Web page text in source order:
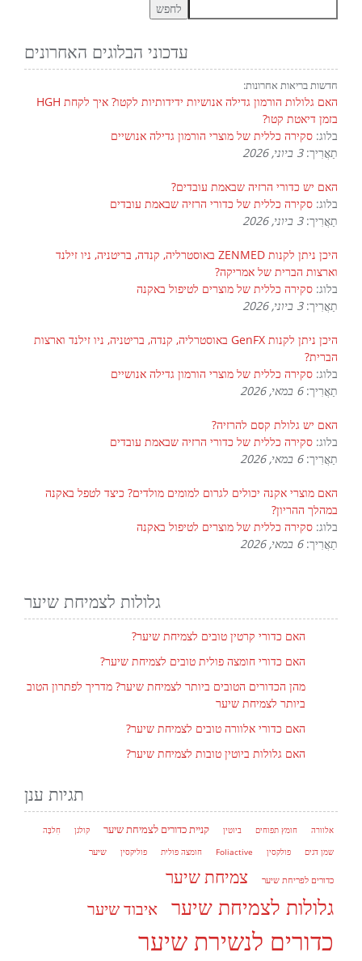
לחפש
עדכוני הבלוגים האחרונים
חדשות בריאות אחרונות:
האם גלולות הורמון גדילה אנושיות ידידותיות לקטו? איך לקחת HGH
בזמן דיאטת קטו?
בלוג: סקירה כללית של מוצרי הורמון גדילה אנושיים
תַאֲרִיך:3 ביוני, 2026
האם יש כדורי הרזיה שבאמת עובדים?
בלוג: סקירה כללית של כדורי הרזיה שבאמת עובדים
תַאֲרִיך:3 ביוני, 2026
היכן ניתן לקנות ZENMED באוסטרליה, קנדה, בריטניה, ניו זילנד
וארצות הברית של אמריקה?
בלוג: סקירה כללית של מוצרים לטיפול באקנה
תַאֲרִיך:3 ביוני, 2026
היכן ניתן לקנות GenFX באוסטרליה, קנדה, בריטניה, ניו זילנד וארצות
הברית?
בלוג: סקירה כללית של מוצרי הורמון גדילה אנושיים
תַאֲרִיך:6 במאי, 2026
האם יש גלולת קסם להרזיה?
בלוג: סקירה כללית של כדורי הרזיה שבאמת עובדים
תַאֲרִיך:6 במאי, 2026
האם מוצרי אקנה יכולים לגרום למומים מולדים? כיצד לטפל באקנה
במהלך ההריון?
בלוג: סקירה כללית של מוצרים לטיפול באקנה
תַאֲרִיך:6 במאי, 2026
גלולות לצמיחת שיער
האם כדורי קרטין טובים לצמיחת שיער?
האם כדורי חומצה פולית טובים לצמיחת שיער?
מהן הכדורים הטובים ביותר לצמיחת שיער? מדריך לפתרון הטוב
ביותר לצמיחת שיער
האם כדורי אלוורה טובים לצמיחת שיער?
האם גלולות ביוטין טובות לצמיחת שיער?
תגיות ענן
אלוורה חומץ תפוחים ביוטין קניית כדורים לצמיחת שיער קולגן
חִלבָּה
שמן דגים
פולקסין Foliactive חומצה פולית פוליקסין שיער
כדורים לפריחת שיער צמיחת שיער
גלולות לצמיחת שיער איבוד שיער
כדורים לנשירת שיער